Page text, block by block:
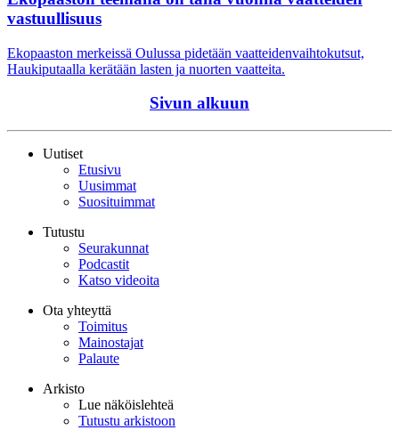
vastuullisuus
Ekopaaston merkeissä Oulussa pidetään vaatteidenvaihtokutsut,
Haukiputaalla kerätään lasten ja nuorten vaatteita.
Sivun alkuun
Uutiset
Etusivu
Uusimmat
Suosituimmat
Tutustu
Seurakunnat
Podcastit
Katso videoita
Ota yhteyttä
Toimitus
Mainostajat
Palaute
Arkisto
Lue näköislehteä
Tutustu arkistoon